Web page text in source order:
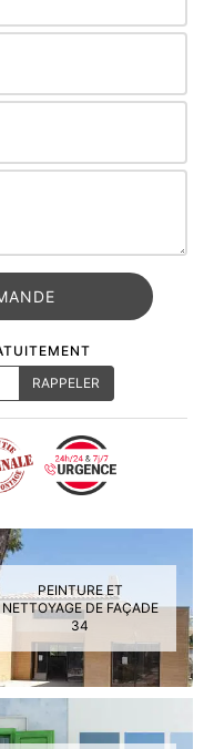
PEINTURE ET
NETTOYAGE DE FAÇADE
34